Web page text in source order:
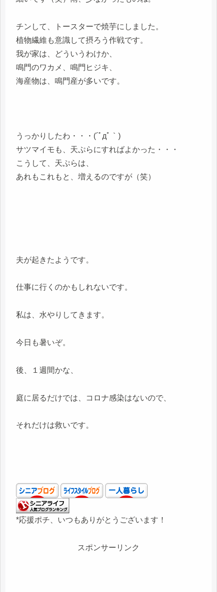
チンして、トースターで焼芋にしました。
植物繊維も意識して摂ろう作戦です。
我が家は、どういうわけか、
鳴門のワカメ、鳴門ヒジキ、
海産物は、鳴門産が多いです。
うっかりしたわ・・・(´ﾟдﾟ｀)
サツマイモも、天ぷらにすればよかった・・・
こうして、天ぷらは、
あれもこれもと、増えるのですが（笑）
夫が起きたようです。
仕事に行くのかもしれないです。
私は、水やりしてきます。
今日も暑いぞ。
後、１週間かな、
庭に居るだけでは、コロナ感染はないので、
それだけは救いです。
*応援ポチ、いつもありがとうございます！
スポンサーリンク